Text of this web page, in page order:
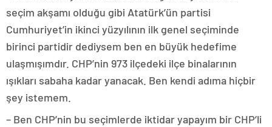
seçim akşamı olduğu gibi Atatürk’ün partisi
Cumhuriyet’in ikinci yüzyılının ilk genel seçiminde
birinci partidir dediysem ben en büyük hedefime
ulaşmışımdır. CHP’nin 973 ilçedeki ilçe binalarının
ışıkları sabaha kadar yanacak. Ben kendi adıma hiçbir
şey istemem.
– Ben CHP’nin bu seçimlerde iktidar yapayım bir CHP’li